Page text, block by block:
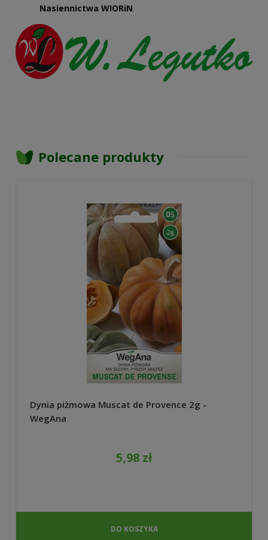
Nasiennictwa WIORiN
Polecane produkty
Dynia piżmowa Muscat de Provence 2g -
WegAna
5,98 zł
DO KOSZYKA